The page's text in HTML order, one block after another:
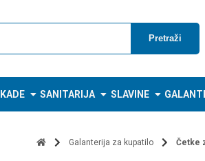
Pretraži
KADE SANITARIJA SLAVINE
Galanterija za kupatilo Četke